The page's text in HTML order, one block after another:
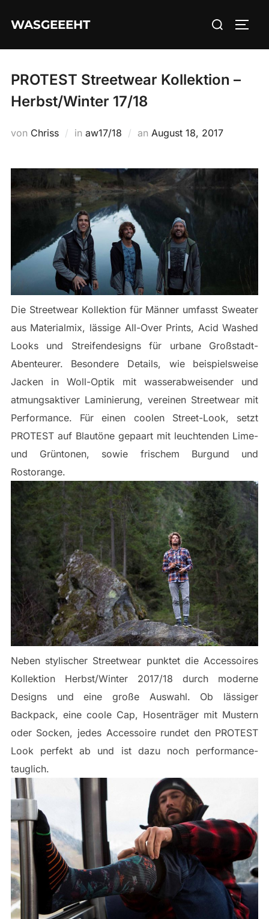
InhaltWASGEEEHT
Suchen
PROTEST Streetwear Kollektion –
Herbst/Winter 17/18
von Chriss in aw17/18 an Veröffentlicht
August 18, 2017
Die Streetwear Kollektion für Männer umfasst Sweater
aus Materialmix, lässige All-Over Prints, Acid Washed
Looks und Streifendesigns für urbane Großstadt-
Abenteurer. Besondere Details, wie beispielsweise
Jacken in Woll-Optik mit wasserabweisender und
atmungsaktiver Laminierung, vereinen Streetwear mit
Performance. Für einen coolen Street-Look, setzt
PROTEST auf Blautöne gepaart mit leuchtenden Lime-
und Grüntonen, sowie frischem Burgund und
Rostorange.
Neben stylischer Streetwear punktet die Accessoires
Kollektion Herbst/Winter 2017/18 durch moderne
Designs und eine große Auswahl. Ob lässiger
Backpack, eine coole Cap, Hosenträger mit Mustern
oder Socken, jedes Accessoire rundet den PROTEST
Look perfekt ab und ist dazu noch performance-
tauglich.